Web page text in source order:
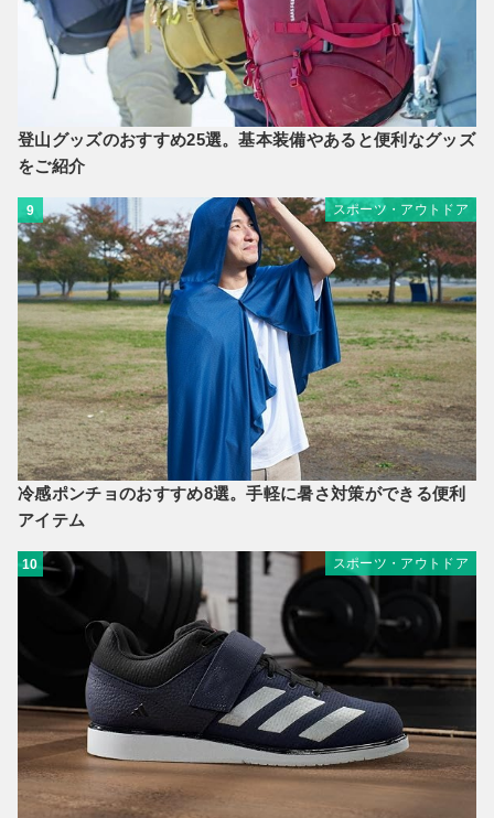
登山グッズのおすすめ25選。基本装備やあると便利なグッズ
をご紹介
9 スポーツ・アウトドア
冷感ポンチョのおすすめ8選。手軽に暑さ対策ができる便利
アイテム
10 スポーツ・アウトドア